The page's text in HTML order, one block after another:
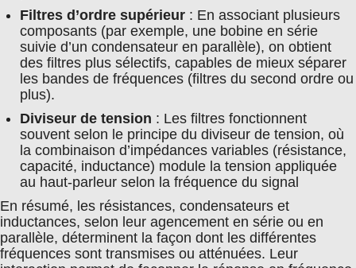
Filtres d’ordre supérieur : En associant plusieurs
composants (par exemple, une bobine en série
suivie d’un condensateur en parallèle), on obtient
des filtres plus sélectifs, capables de mieux séparer
les bandes de fréquences (filtres du second ordre ou
plus).
Diviseur de tension : Les filtres fonctionnent
souvent selon le principe du diviseur de tension, où
la combinaison d’impédances variables (résistance,
capacité, inductance) module la tension appliquée
au haut-parleur selon la fréquence du signal
En résumé, les résistances, condensateurs et
inductances, selon leur agencement en série ou en
parallèle, déterminent la façon dont les différentes
fréquences sont transmises ou atténuées. Leur